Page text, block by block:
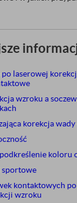
po laserowej
wzroku a
korekcja
koloru
kontaktowych po
wzroku